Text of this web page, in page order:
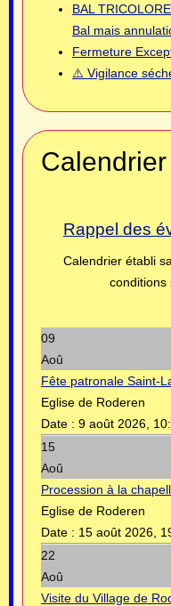
BAL
Bal mais
Fermeture
⚠️ Vigilance
Rappel des
Calendrier établi
conditions
09
Aoû
Fête patronale Saint-
Eglise de Roderen
Date : 9 août 2026,
15
Aoû
Procession à la
Eglise de Roderen
Date : 15 août 2026,
22
Aoû
Visite du Village de